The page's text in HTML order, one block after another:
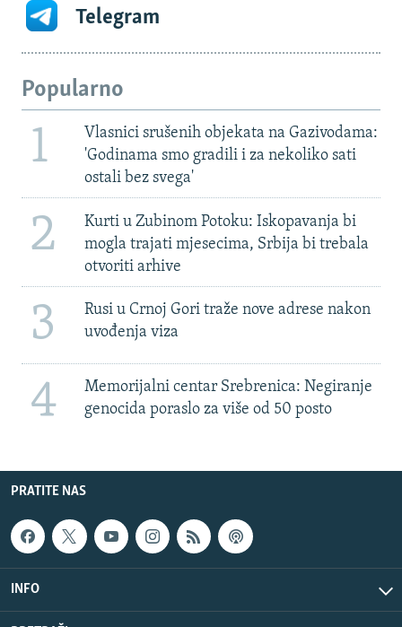
Telegram
Popularno
1
Vlasnici srušenih objekata na Gazivodama:
'Godinama smo gradili i za nekoliko sati
ostali bez svega'
2
Kurti u Zubinom Potoku: Iskopavanja bi
mogla trajati mjesecima, Srbija bi trebala
otvoriti arhive
3
Rusi u Crnoj Gori traže nove adrese nakon
uvođenja viza
4
Memorijalni centar Srebrenica: Negiranje
genocida poraslo za više od 50 posto
PRATITE NAS
INFO